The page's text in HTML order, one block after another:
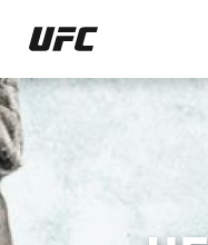
イ
ン
コ
ン
テ